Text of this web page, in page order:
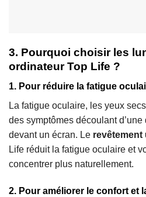
3. Pourquoi choisir les
ordinateur Top Life ?
1. Pour réduire la fatigue
La fatigue oculaire, les yeux
des symptômes découlant
devant un écran. Le revêtement
Life réduit la fatigue oculaire et
concentrer plus naturellement.
2. Pour améliorer le confort et